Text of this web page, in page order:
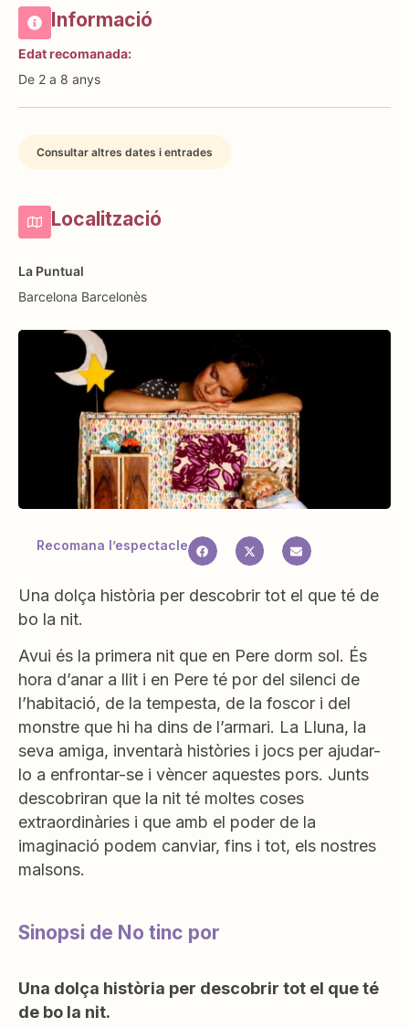
Informació
Edat recomanada:
De 2 a 8 anys
Consultar altres dates i entrades
Localització
La Puntual
Barcelona Barcelonès
Recomana l’espectacle
Una dolça història per descobrir tot el que té de
bo la nit.
Avui és la primera nit que en Pere dorm sol. És
hora d’anar a llit i en Pere té por del silenci de
l’habitació, de la tempesta, de la foscor i del
monstre que hi ha dins de l’armari. La Lluna, la
seva amiga, inventarà històries i jocs per ajudar-
lo a enfrontar-se i vèncer aquestes pors. Junts
descobriran que la nit té moltes coses
extraordinàries i que amb el poder de la
imaginació podem canviar, fins i tot, els nostres
malsons.
Sinopsi de No tinc por
Una dolça història per descobrir tot el que té
de bo la nit.